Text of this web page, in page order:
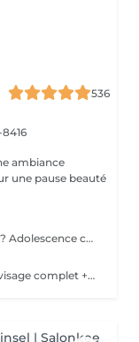
536
ambiance
une pause beauté
Poussée momentanée? Hormones en folie? Adolescence compliquée? Ce soin est pour vous. Le soin visage complet comprend un nettoyage en profondeur de la peau avec vapeur et extraction des comédons, un léger massage suivi de 20' de traitement LED et un masque apaisant ou purifiant. Le soin flash est conseillé en entretien suite à un soin complet, entre 2 soins par exemple ou si acné plus tenace. Il comprend un nettoyage du visage, un léger massage et le traitement LED 20'. Pourquoi la LED? La puissance de la lumière LED bleue agit rapidement et efficacement pour éliminer l'acné, les imperfections et l'inflammation existantes, sans dessécher la peau. Elle régule également la production de sébum pour prévenir de futures éruptions cutanées, laissant votre peau claire, saine et lisse.
Protocole sur 4 semaines: Semaine 1 : soin visage complet + un soin flash (espacé de 2 jours minimum) Semaine 2 / 3 et 4 : 2 soins flash (espacé de 2 jours minimum) Descriptif complet voir "Soin traitement acné"